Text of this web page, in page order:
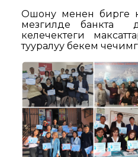
Ошону менен бирге
мезгилде банкта
келечектеги
тууралуу бекем